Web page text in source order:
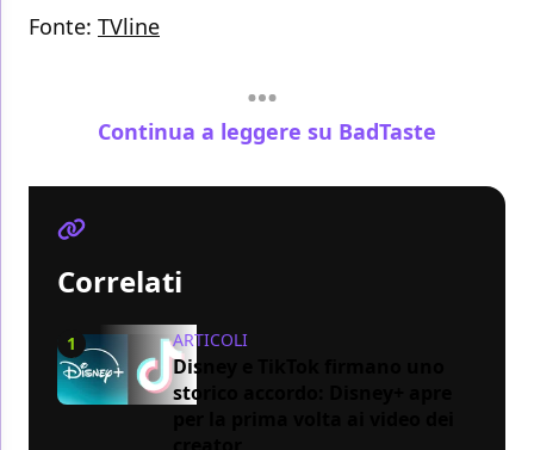
Fonte: TVline
Continua a leggere su BadTaste
Correlati
1 ARTICOLI
Disney e TikTok firmano uno
storico accordo: Disney+ apre